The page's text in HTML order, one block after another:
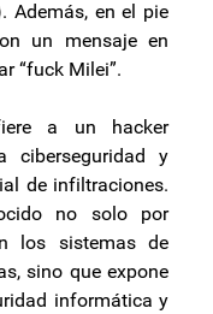
Además, en el pie
un mensaje en
“fuck Milei”.
a un hacker
y
de infiltraciones.
no solo por
los sistemas de
sino que expone
informática y